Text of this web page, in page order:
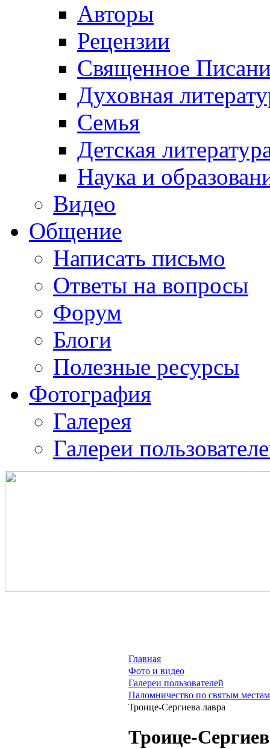
Авторы
Рецензии
Священное
Духовная
Семья
Детская
Наука и
Видео
Общение
Написать письмо
Ответы на вопросы
Форум
Блоги
Полезные ресурсы
Фотография
Галерея
Галереи
Главная
Фото и видео
Галереи пользователей
Паломничество по святым местам
Троице-Сергиева лавра
Троице-